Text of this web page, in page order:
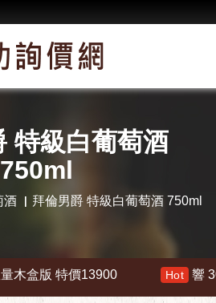
特級白葡萄酒
750ml
酒 拜倫男爵 特級白葡萄酒 750ml
特價13900 Hot 響 30年 特